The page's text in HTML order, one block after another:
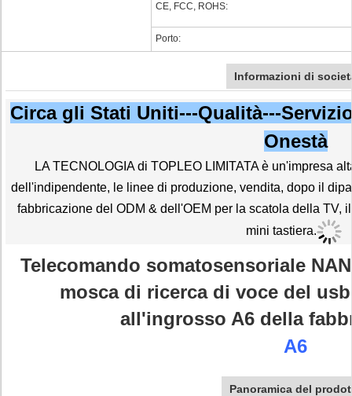
CE, FCC, ROHS:
Porto:
Informazioni di
Circa gli Stati Uniti---Qualità---
Onestà
LA TECNOLOGIA di TOPLEO LIMITATA è un'impresa
dell'indipendente, le linee di produzione, vendita, dopo il
fabbricazione del ODM & dell'OEM per la scatola della TV,
mini tastiera.
Telecomando somatosensoriale
mosca di ricerca di voce del
all'ingrosso A6 della
A6
Panoramica del